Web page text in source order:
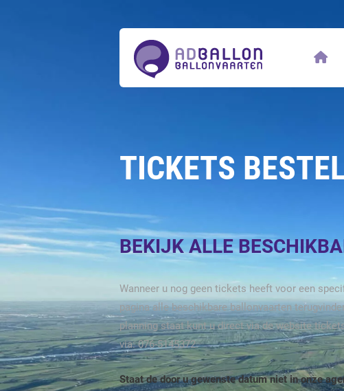
TICKETS
BEKIJK ALLE
Wanneer u nog geen tickets heeft voor een
pagina alle beschikbare ballonvaarten
planning staat kunt u direct via de website
via: 076-5145372.
Staat de door u gewenste datum niet in onze